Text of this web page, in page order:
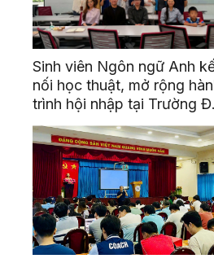
Sinh viên Ngôn ngữ Anh
nối học thuật, mở rộng
trình hội nhập tại Trường
học Quốc gia Malaysia